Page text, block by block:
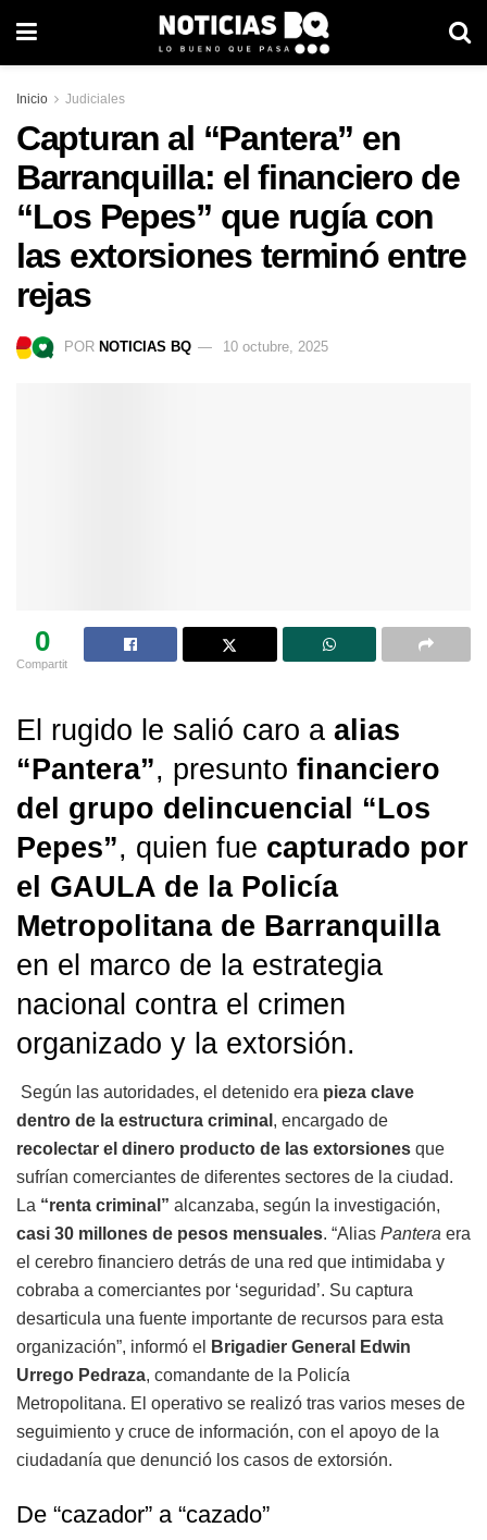
Inicio Judiciales
Capturan al “Pantera” en
Barranquilla: el financiero de
“Los Pepes” que rugía con
las extorsiones terminó entre
rejas
POR NOTICIAS BQ 10 octubre, 2025
0
Compartit
El rugido le salió caro a alias
“Pantera”, presunto financiero
del grupo delincuencial “Los
Pepes”, quien fue capturado por
el GAULA de la Policía
Metropolitana de Barranquilla
en el marco de la estrategia
nacional contra el crimen
organizado y la extorsión.
Según las autoridades, el detenido era pieza clave
dentro de la estructura criminal , encargado de
recolectar el dinero producto de las extorsiones que
sufrían comerciantes de diferentes sectores de la ciudad.
La “renta criminal” alcanzaba, según la investigación,
casi 30 millones de pesos mensuales. “Alias Pantera era
el cerebro financiero detrás de una red que intimidaba y
cobraba a comerciantes por ‘seguridad’. Su captura
desarticula una fuente importante de recursos para esta
organización”, informó el
Brigadier General Edwin
Urrego Pedraza, comandante de la Policía
Metropolitana. El operativo se realizó tras varios meses de
seguimiento y cruce de información, con el apoyo de la
ciudadanía que denunció los casos de extorsión.
De “cazador” a “cazado”